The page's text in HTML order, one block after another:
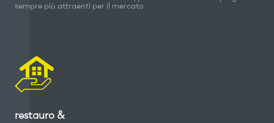
sempre più attraenti per il mercato
restauro &